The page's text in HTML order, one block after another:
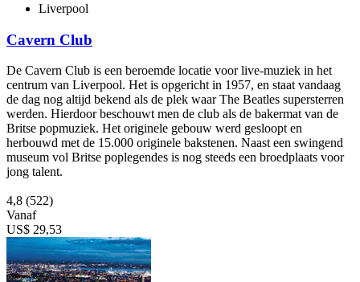
Liverpool
Cavern Club
De Cavern Club is een beroemde locatie voor live-muziek in het
centrum van Liverpool. Het is opgericht in 1957, en staat vandaag
de dag nog altijd bekend als de plek waar The Beatles supersterren
werden. Hierdoor beschouwt men de club als de bakermat van de
Britse popmuziek. Het originele gebouw werd gesloopt en
herbouwd met de 15.000 originele bakstenen. Naast een swingend
museum vol Britse poplegendes is nog steeds een broedplaats voor
jong talent.
4,8 (522)
Vanaf
US$ 29,53